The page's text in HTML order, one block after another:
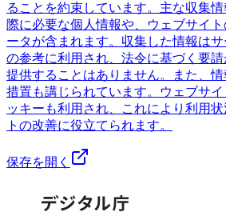
ることを約束しています。主な収集
際に必要な個人情報や、ウェブサイ
ータが含まれます。収集した情報は
の参考に利用され、法令に基づく要
提供することはありません。また、
措置も講じられています。ウェブサ
ッキーも利用され、これにより利用
トの改善に役立てられます。
保存を開く